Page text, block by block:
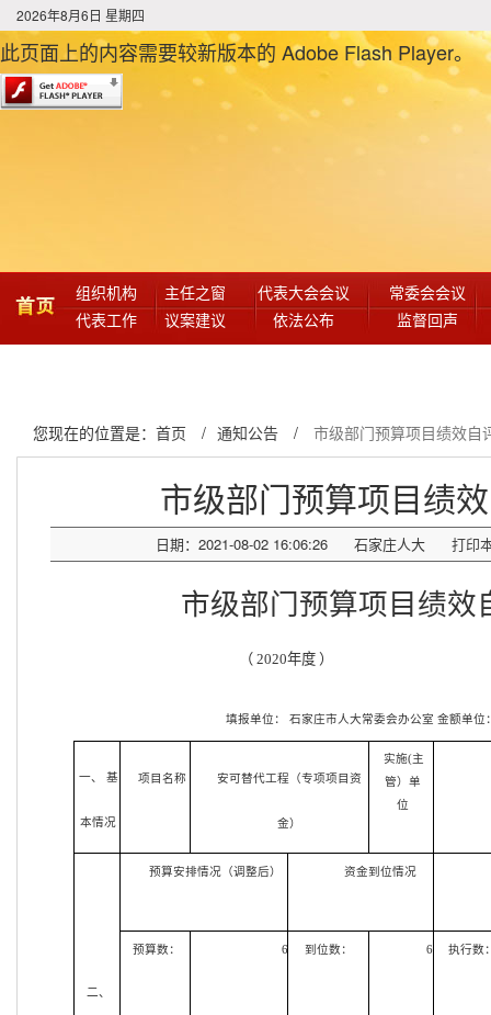
2026年8月6日 星期四
此页面上的内容需要较新版本的 Adobe Flash Player。
首页
组织机构
代表工作
主任之窗
议案建议
代表大会会议
依法公布
常委会会议
监督回声
您现在的位置是： 首页 / 通知公告 / 市级部门预算项目绩效自
市级部门预算项目绩
日期：2021-08-02 16:06:26 石家庄人大 打印
市级部门预算项目绩效
（ 2020年度 ）
填报单位： 石家庄市人大常委会办公室 金额单位
一、 基
本情况
项目名称 安可替代工程（专项项目资
金）
实施(主
管）单
位
二、
预算安排情况（调整后） 资金到位情况
预算数： 6 到位数： 6 执行数